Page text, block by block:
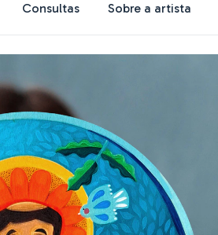
Consultas Sobre a artista